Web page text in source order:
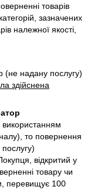
товарів
зазначених
належної якості,
(не надану послугу)
здійснена
то повернення
відкритий у
товару чи
перевищує 100